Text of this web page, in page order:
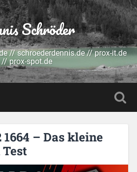
Schröder
// schroederdennis.de // prox-it.de
// prox-spot.de
– Das kleine